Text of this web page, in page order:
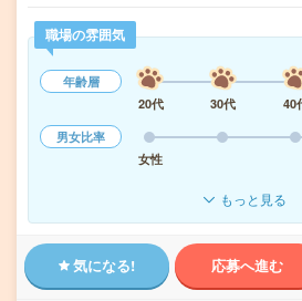
職場の雰囲気
年齢層
20代
30代 40
男女比率
女性
もっと見る
気になる! 応募へ進む